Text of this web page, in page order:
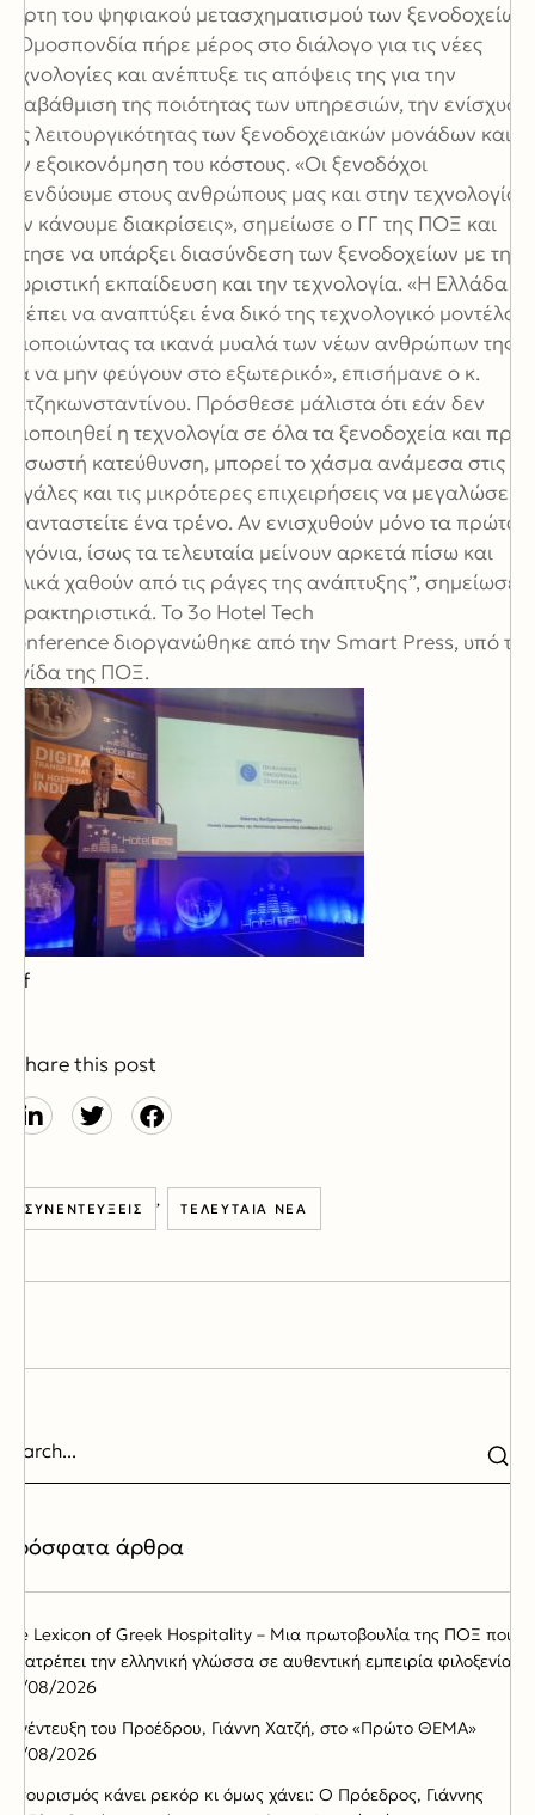
χάρτη του ψηφιακού μετασχηματισμού των ξενοδοχείων,
η Ομοσπονδία πήρε μέρος στο διάλογο για τις νέες
τεχνολογίες και ανέπτυξε τις απόψεις της για την
αναβάθμιση της ποιότητας των υπηρεσιών, την ενίσχυση
της λειτουργικότητας των ξενοδοχειακών μονάδων και
την εξοικονόμηση του κόστους. «Οι ξενοδόχοι
επενδύουμε στους ανθρώπους μας και στην τεχνολογία,
δεν κάνουμε διακρίσεις», σημείωσε ο ΓΓ της ΠΟΞ και
ζήτησε να υπάρξει διασύνδεση των ξενοδοχείων με την
τουριστική εκπαίδευση και την τεχνολογία. «Η Ελλάδα
πρέπει να αναπτύξει ένα δικό της τεχνολογικό μοντέλο,
αξιοποιώντας τα ικανά μυαλά των νέων ανθρώπων της
για να μην φεύγουν στο εξωτερικό», επισήμανε ο κ.
Χατζηκωνσταντίνου. Πρόσθεσε μάλιστα ότι εάν δεν
αξιοποιηθεί η τεχνολογία σε όλα τα ξενοδοχεία και προς
τη σωστή κατεύθυνση, μπορεί το χάσμα ανάμεσα στις
μεγάλες και τις μικρότερες επιχειρήσεις να μεγαλώσει.
“Φανταστείτε ένα τρένο. Αν ενισχυθούν μόνο τα πρώτα
βαγόνια, ίσως τα τελευταία μείνουν αρκετά πίσω και
τελικά χαθούν από τις ράγες της ανάπτυξης”, σημείωσε
χαρακτηριστικά. Το 3ο Hotel Tech
Conference διοργανώθηκε από την Smart Press, υπό την
αιγίδα της ΠΟΞ.
cof
Share this post
ΣΥΝΕΝΤΕΎΞΕΙΣ , ΤΕΛΕΥΤΑΊΑ ΝΈΑ
Πρόσφατα άρθρα
The Lexicon of Greek Hospitality – Μια πρωτοβουλία της ΠΟΞ που
μετατρέπει την ελληνική γλώσσα σε αυθεντική εμπειρία φιλοξενίας
05/08/2026
Συνέντευξη του Προέδρου, Γιάννη Χατζή, στο «Πρώτο ΘΕΜΑ»
02/08/2026
Ο τουρισμός κάνει ρεκόρ κι όμως χάνει: Ο Πρόεδρος, Γιάννης